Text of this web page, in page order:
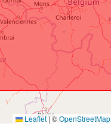
Leaflet|©OpenStreetMap